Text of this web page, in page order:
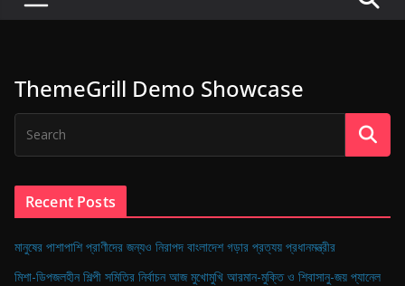
s
e
f
D
i
g
ThemeGrill Demo Showcase
Recent Posts
মানুষের পাশাপাশি প্রাণীদের জন্যও নিরাপদ বাংলাদেশ গড়ার প্রত্যয় প্রধানমন্ত্রীর
মিশা-ডিপজলহীন শিল্পী সমিতির নির্বাচন আজ মুখোমুখি আরমান-মুক্তি ও শিবাসানু-জয় প্যানেল